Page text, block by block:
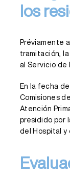
los
Préviamente
tramitación,
al Servicio de
En la fecha
Comisiones
Atención
presidido por
del Hospital y